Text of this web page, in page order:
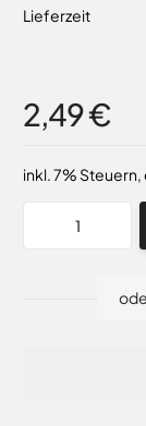
Lieferzeit
2,49 €
inkl. 7% Steuern,